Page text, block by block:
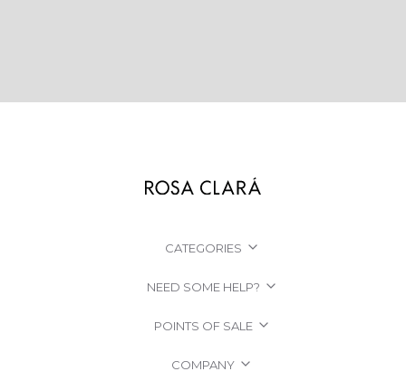
CATEGORIES
NEED SOME HELP?
POINTS OF SALE
COMPANY